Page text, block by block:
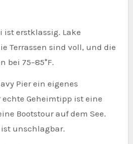
ist erstklassig. Lake
Terrassen sind voll, und die
bei 75–85°F.
Pier ein eigenes
echte Geheimtipp ist eine
Bootstour auf dem See.
unschlagbar.